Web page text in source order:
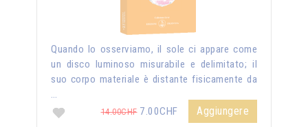
Quando lo osserviamo, il sole ci appare come
un disco luminoso misurabile e delimitato; il
suo corpo materiale è distante fisicamente da
…
14.00CHF7.00CHF Aggiungere